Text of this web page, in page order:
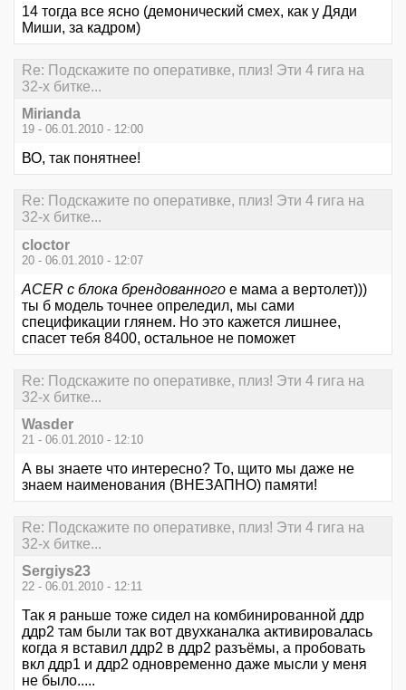
14 тогда все ясно (демонический смех, как у Дяди
Миши, за кадром)
Re: Подскажите по оперативке, плиз! Эти 4 гига на
32-х битке...
Mirianda
19 - 06.01.2010 - 12:00
ВО, так понятнее!
Re: Подскажите по оперативке, плиз! Эти 4 гига на
32-х битке...
cloctor
20 - 06.01.2010 - 12:07
ACER с блока брендованного е мама а вертолет)))
ты б модель точнее опреледил, мы сами
спецификации глянем. Но это кажется лишнее,
спасет тебя 8400, остальное не поможет
Re: Подскажите по оперативке, плиз! Эти 4 гига на
32-х битке...
Wasder
21 - 06.01.2010 - 12:10
А вы знаете что интересно? То, щито мы даже не
знаем наименования (ВНЕЗАПНО) памяти!
Re: Подскажите по оперативке, плиз! Эти 4 гига на
32-х битке...
Sergiys23
22 - 06.01.2010 - 12:11
Так я раньше тоже сидел на комбинированной ддр
ддр2 там были так вот двухканалка активировалась
когда я вставил ддр2 в ддр2 разъёмы, а пробовать
вкл ддр1 и ддр2 одновременно даже мысли у меня
не было.....